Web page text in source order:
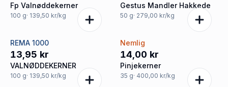
Fp Valnøddekerner
100 g· 139,50 kr/kg
Gestus Mandler Hakkede
50 g· 279,00 kr/kg
REMA 1000
13,95 kr
VALNØDDEKERNER
100 g· 139,50 kr/kg
Nemlig
14,00 kr
Pinjekerner
35 g· 400,00 kr/kg